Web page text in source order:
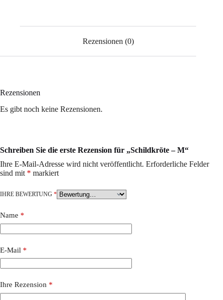
Rezensionen (0)
Rezensionen
Es gibt noch keine Rezensionen.
Schreiben Sie die erste Rezension für „Schildkröte – M“
Ihre E-Mail-Adresse wird nicht veröffentlicht. Erforderliche Felder
sind mit * markiert
IHRE BEWERTUNG *
Name *
E-Mail *
Ihre Rezension *